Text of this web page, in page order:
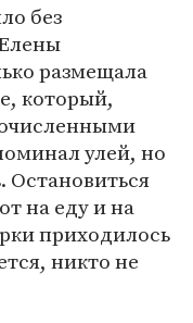
без
размещала
который,
улей, но
Остановиться
на еду и на
приходилось
никто не